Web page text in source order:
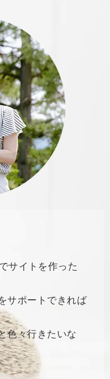
サイトを作った
サポートできれば
色々行きたいな